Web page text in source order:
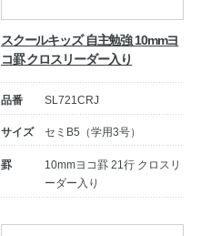
スクールキッズ 自主勉強 10mmヨ
コ罫 クロスリーダー入り
品番 SL721CRJ
サイズ セミB5（学用3号）
罫
10mmヨコ罫 21行 クロスリ
ーダー入り